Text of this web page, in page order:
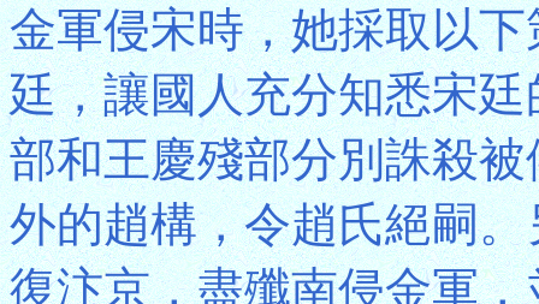
金軍侵宋時，她採取以
廷，讓國人充分知悉宋
部和王慶殘部分別誅殺
外的趙構，令趙氏絕嗣
復汴京，盡殲南侵金軍